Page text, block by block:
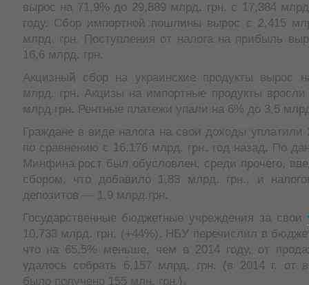
вырос на 71,9% до 29,889 млрд. грн. с 17,384
году. Сбор импортной пошлины вырос с 2,415
млрд. грн. Поступления от налога на прибыль
16,6 млрд. грн.
Акцизный сбор на украинcкие продукты вырос
млрд. грн. Акцизы на импортные продукты
млрд.грн. Рентные платежи упали на 6% до 3,5
Граждане в виде налога на свои доходы уплатили
по сравнению с 16,176 млрд. грн. год назад. По
Минфина рост был обусловлен, среди прочего,
сбором, что добавило 1,83 млрд. грн., и
депозитов — 1,9 млрд.грн.
Государственные бюджетные учреждения за свои
10,733 млрд. грн. (+44%). НБУ перечислил в
что на 65,5% меньше, чем в 2014 году, от
удалось собрать 6,157 млрд. грн. (в 2014 г. от
было получено 155 млн. грн.).